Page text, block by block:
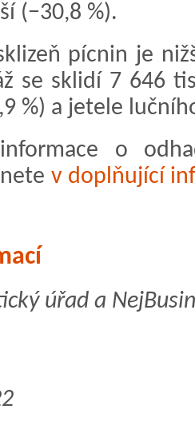
(−30,8 %).
pícnin je
se sklidí 7 646
%) a jetele
o
v doplňující
úřad a